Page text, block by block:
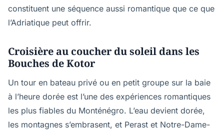
constituent une séquence aussi romantique que ce que
l’Adriatique peut offrir.
Croisière au coucher du soleil dans les
Bouches de Kotor
Un tour en bateau privé ou en petit groupe sur la baie
à l’heure dorée est l’une des expériences romantiques
les plus fiables du Monténégro. L’eau devient dorée,
les montagnes s’embrasent, et Perast et Notre-Dame-